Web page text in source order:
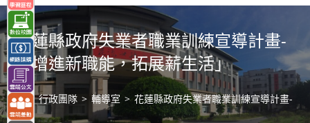
內
容 花蓮縣政府失業者職業訓練宣導計畫-
「增進新職能，拓展薪生活」
> 行政團隊 > 輔導室 > 花蓮縣政府失業者職業訓練宣導計畫-「